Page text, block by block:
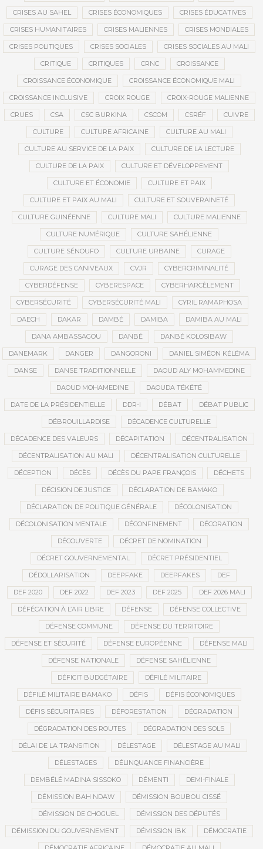
CRISES AU SAHEL CRISES ÉCONOMIQUES CRISES ÉDUCATIVES
CRISES HUMANITAIRES CRISES MALIENNES CRISES MONDIALES
CRISES POLITIQUES CRISES SOCIALES CRISES SOCIALES AU MALI
CRITIQUE CRITIQUES CRNC CROISSANCE
CROISSANCE ÉCONOMIQUE CROISSANCE ÉCONOMIQUE MALI
CROISSANCE INCLUSIVE CROIX ROUGE CROIX-ROUGE MALIENNE
CRUES CSA CSC BURKINA CSCOM CSRÉF CUIVRE
CULTURE CULTURE AFRICAINE CULTURE AU MALI
CULTURE AU SERVICE DE LA PAIX CULTURE DE LA LECTURE
CULTURE DE LA PAIX CULTURE ET DÉVELOPPEMENT
CULTURE ET ÉCONOMIE CULTURE ET PAIX
CULTURE ET PAIX AU MALI CULTURE ET SOUVERAINETÉ
CULTURE GUINÉENNE CULTURE MALI CULTURE MALIENNE
CULTURE NUMÉRIQUE CULTURE SAHÉLIENNE
CULTURE SÉNOUFO CULTURE URBAINE CURAGE
CURAGE DES CANIVEAUX CVJR CYBERCRIMINALITÉ
CYBERDÉFENSE CYBERESPACE CYBERHARCÈLEMENT
CYBERSÉCURITÉ CYBERSÉCURITÉ MALI CYRIL RAMAPHOSA
DAECH DAKAR DAMBÉ DAMIBA DAMIBA AU MALI
DANA AMBASSAGOU DANBÉ DANBÉ KOLOSIBAW
DANEMARK DANGER DANGORONI DANIEL SIMÉON KÉLÉMA
DANSE DANSE TRADITIONNELLE DAOUD ALY MOHAMMEDINE
DAOUD MOHAMEDINE DAOUDA TÉKÉTÉ
DATE DE LA PRÉSIDENTIELLE DDR-I DÉBAT DÉBAT PUBLIC
DÉBROUILLARDISE DÉCADENCE CULTURELLE
DÉCADENCE DES VALEURS DÉCAPITATION DÉCENTRALISATION
DÉCENTRALISATION AU MALI DÉCENTRALISATION CULTURELLE
DÉCEPTION DÉCÈS DÉCÈS DU PAPE FRANÇOIS DÉCHETS
DÉCISION DE JUSTICE DÉCLARATION DE BAMAKO
DÉCLARATION DE POLITIQUE GÉNÉRALE DÉCOLONISATION
DÉCOLONISATION MENTALE DÉCONFINEMENT DÉCORATION
DÉCOUVERTE DÉCRET DE NOMINATION
DÉCRET GOUVERNEMENTAL DÉCRET PRÉSIDENTIEL
DÉDOLLARISATION DEEPFAKE DEEPFAKES DEF
DEF 2020 DEF 2022 DEF 2023 DEF 2025 DEF 2026 MALI
DÉFÉCATION À L’AIR LIBRE DÉFENSE DÉFENSE COLLECTIVE
DÉFENSE COMMUNE DÉFENSE DU TERRITOIRE
DÉFENSE ET SÉCURITÉ DÉFENSE EUROPÉENNE DÉFENSE MALI
DÉFENSE NATIONALE DÉFENSE SAHÉLIENNE
DÉFICIT BUDGÉTAIRE DÉFILÉ MILITAIRE
DÉFILÉ MILITAIRE BAMAKO DÉFIS DÉFIS ÉCONOMIQUES
DÉFIS SÉCURITAIRES DÉFORESTATION DÉGRADATION
DÉGRADATION DES ROUTES DÉGRADATION DES SOLS
DÉLAI DE LA TRANSITION DÉLESTAGE DÉLESTAGE AU MALI
DÉLESTAGES DÉLINQUANCE FINANCIÈRE
DEMBÉLÉ MADINA SISSOKO DÉMENTI DEMI-FINALE
DÉMISSION BAH NDAW DÉMISSION BOUBOU CISSÉ
DÉMISSION DE CHOGUEL DÉMISSION DES DÉPUTÉS
DÉMISSION DU GOUVERNEMENT DÉMISSION IBK DÉMOCRATIE